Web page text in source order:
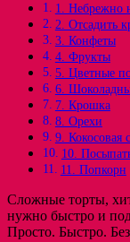
1. Небрежно
2. Отсадить
3. Конфеты
4. Фрукты
5. Цветные
6.
7. Крошка
8. Орехи
9. Кокосовая
10.
11. Попкорн
Сложные торты,
нужно быстро и
Просто. Быстро.